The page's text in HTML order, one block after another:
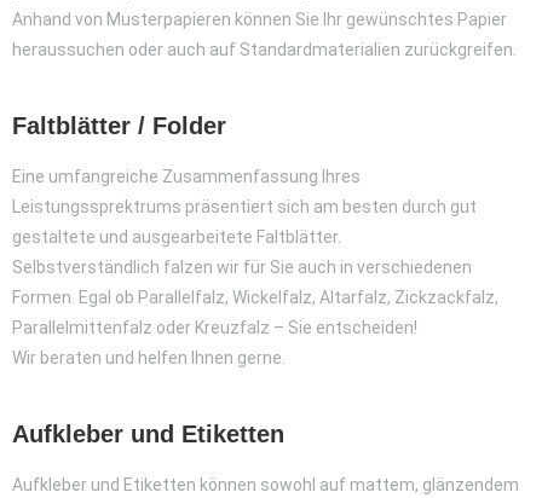
Anhand von Musterpapieren können Sie Ihr gewünschtes Papier
heraussuchen oder auch auf Standardmaterialien zurückgreifen.
Faltblätter / Folder
Eine umfangreiche Zusammenfassung Ihres
Leistungssprektrums präsentiert sich am besten durch gut
gestaltete und ausgearbeitete Faltblätter.
Selbstverständlich falzen wir für Sie auch in verschiedenen
Formen. Egal ob Parallelfalz, Wickelfalz, Altarfalz, Zickzackfalz,
Parallelmittenfalz oder Kreuzfalz – Sie entscheiden!
Wir beraten und helfen Ihnen gerne.
Aufkleber und Etiketten
Aufkleber und Etiketten können sowohl auf mattem, glänzendem